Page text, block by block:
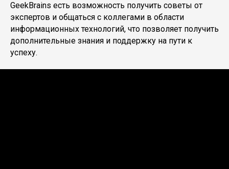
GeekBrains есть возможность получить советы от
экспертов и общаться с коллегами в области
информационных технологий, что позволяет получить
дополнительные знания и поддержку на пути к
успеху.